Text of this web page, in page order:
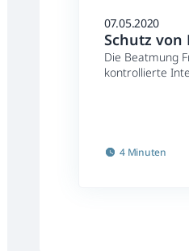
07.05.2020
Schutz von
Die Beatmung
kontrollierte
4 Minuten